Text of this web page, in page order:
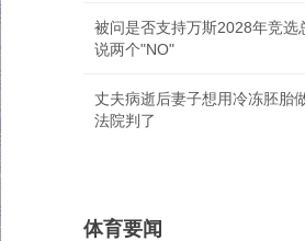
被问是否支持万斯2028年竞选
说两个"NO"
丈夫病逝后妻子想用冷冻胚胎
法院判了
体育要闻